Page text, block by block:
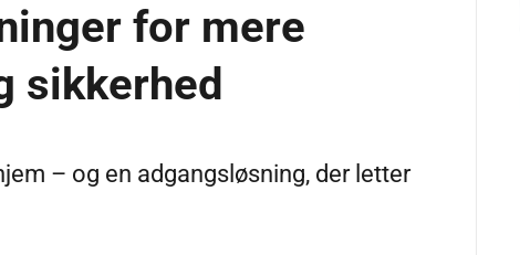
for mere
sikkerhed
– og en adgangsløsning, der letter